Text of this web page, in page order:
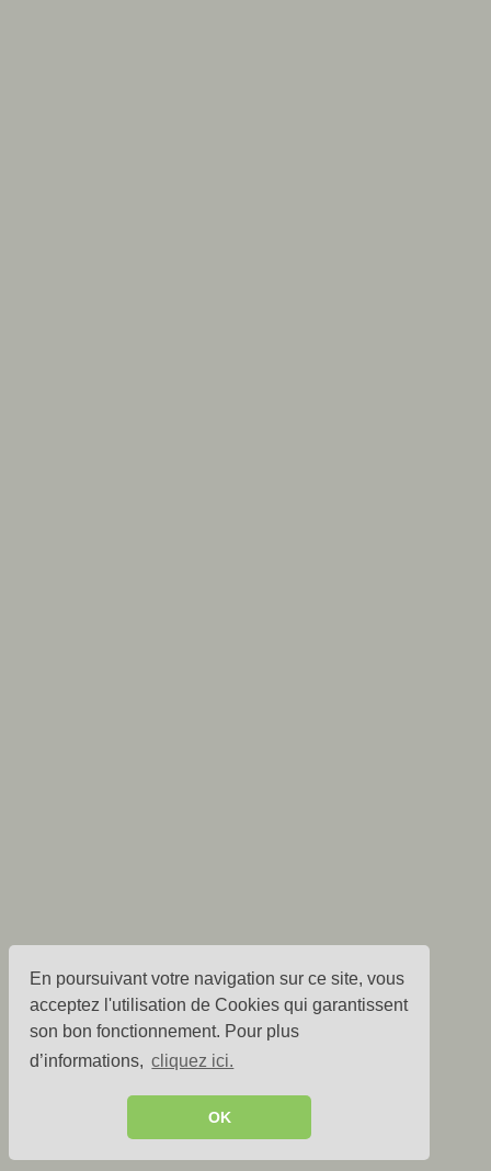
En poursuivant votre navigation sur ce site, vous
acceptez l'utilisation de Cookies qui garantissent
son bon fonctionnement. Pour plus
d’informations, cliquez ici.
OK